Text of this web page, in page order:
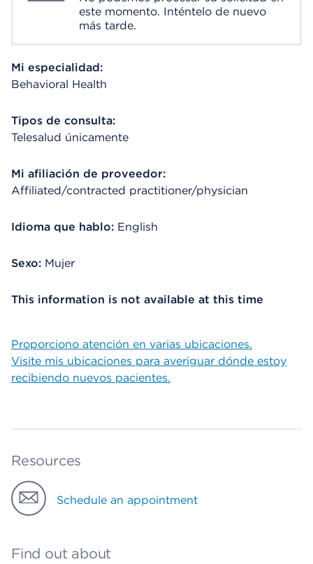
este momento. Inténtelo de nuevo
más tarde.
Mi especialidad:
Behavioral Health
Tipos de consulta:
Telesalud únicamente
Mi afiliación de proveedor:
Affiliated/contracted practitioner/physician
Idioma que hablo: English
Sexo: Mujer
This information is not available at this time
Proporciono atención en varias ubicaciones.
Visite mis ubicaciones para averiguar dónde estoy
recibiendo nuevos pacientes.
Resources
Schedule an appointment
Find out about